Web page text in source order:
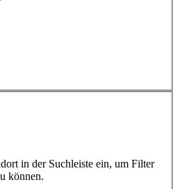
in der Suchleiste ein, um Filter
können.